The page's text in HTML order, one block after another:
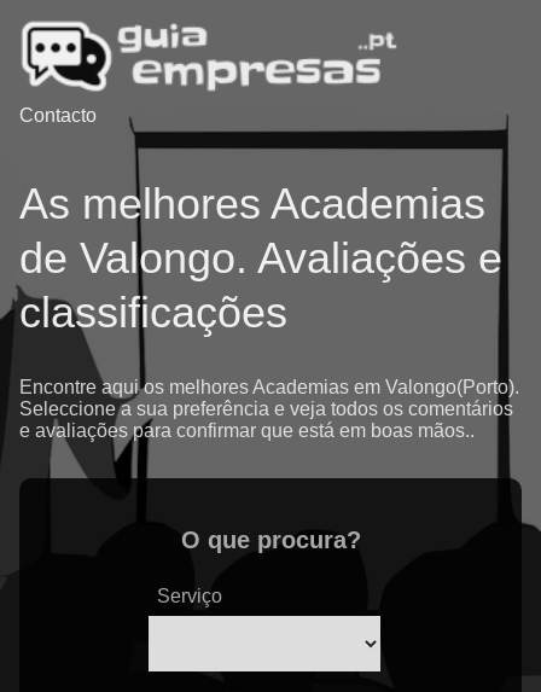
Contacto
As melhores Academias
de Valongo. Avaliações e
classificações
Encontre aqui os melhores Academias em Valongo(Porto).
Seleccione a sua preferência e veja todos os comentários
e avaliações para confirmar que está em boas mãos..
O que procura?
Serviço